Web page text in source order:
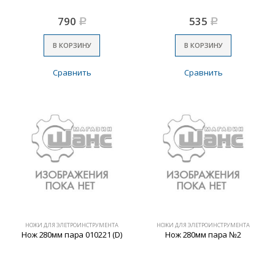
790 Р
В КОРЗИНУ
Сравнить
535 Р
В КОРЗИНУ
Сравнить
НОЖИ ДЛЯ ЭЛЕТРОИНСТРУМЕНТА
Нож 280мм пара 010221 (D)
НОЖИ ДЛЯ ЭЛЕТРОИНСТРУМЕНТА
Нож 280мм пара №2